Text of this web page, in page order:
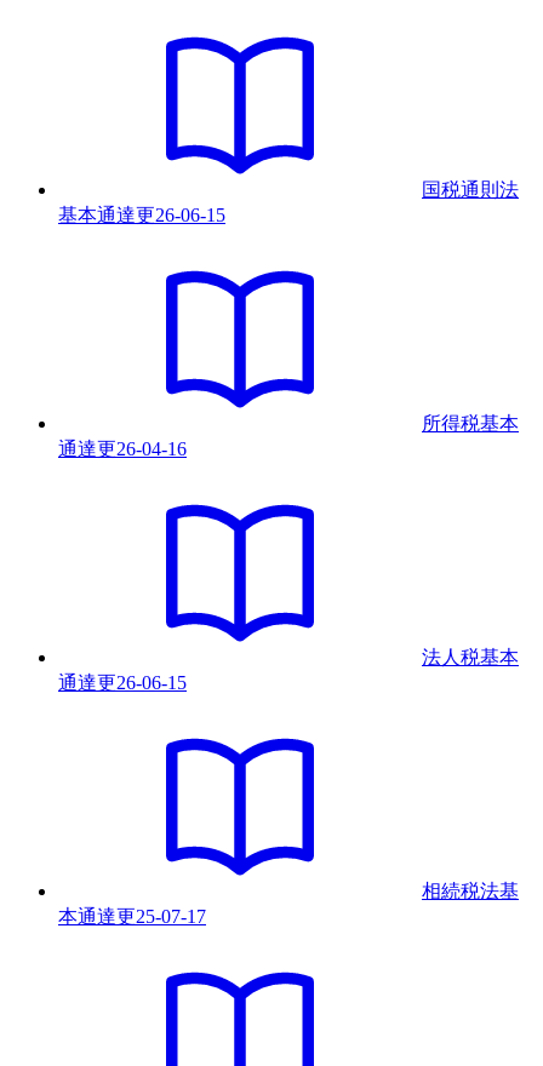
国税通則法
基本通達更26-06-15
所得税基本
通達更26-04-16
法人税基本
通達更26-06-15
相続税法基
本通達更25-07-17